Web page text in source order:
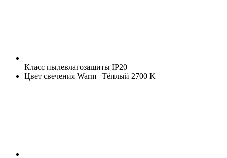
Класс пылевлагозащиты IP20
Цвет свечения Warm | Тёплый 2700 K